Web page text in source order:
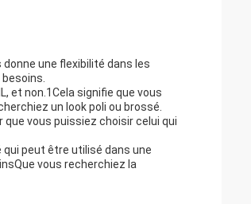
une flexibilité dans les
et non.1Cela signifie que vous
un look poli ou brossé.
vous puissiez choisir celui qui
peut être utilisé dans une
vous recherchiez la